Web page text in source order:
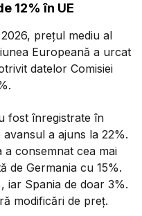
12% în UE
prețul mediu al
Europeană a urcat
datelor Comisiei
fost înregistrate în
a ajuns la 22%.
consemnat cea mai
de Germania cu 15%.
iar Spania de doar 3%.
modificări de preț.